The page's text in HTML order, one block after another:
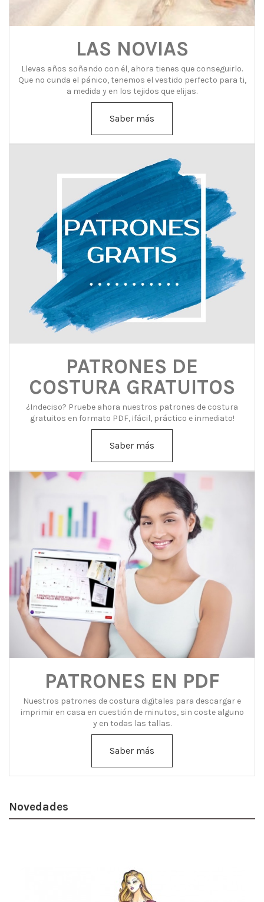
LAS NOVIAS
Llevas años soñando con él, ahora tienes que conseguirlo.
Que no cunda el pánico, tenemos el vestido perfecto para ti,
a medida y en los tejidos que elijas.
Saber más
PATRONES DE
COSTURA GRATUITOS
¿Indeciso? Pruebe ahora nuestros patrones de costura
gratuitos en formato PDF, ¡fácil, práctico e inmediato!
Saber más
PATRONES EN PDF
Nuestros patrones de costura digitales para descargar e
imprimir en casa en cuestión de minutos, sin coste alguno
y en todas las tallas.
Saber más
Novedades